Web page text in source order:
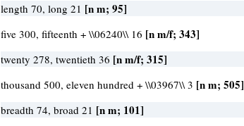
length 70, long 21 [n m; 95]
five 300, fifteenth + \\06240\\ 16 [n m/f; 343]
twenty 278, twentieth 36 [n m/f; 315]
thousand 500, eleven hundred + \\03967\\ 3 [n m; 505]
breadth 74, broad 21 [n m; 101]